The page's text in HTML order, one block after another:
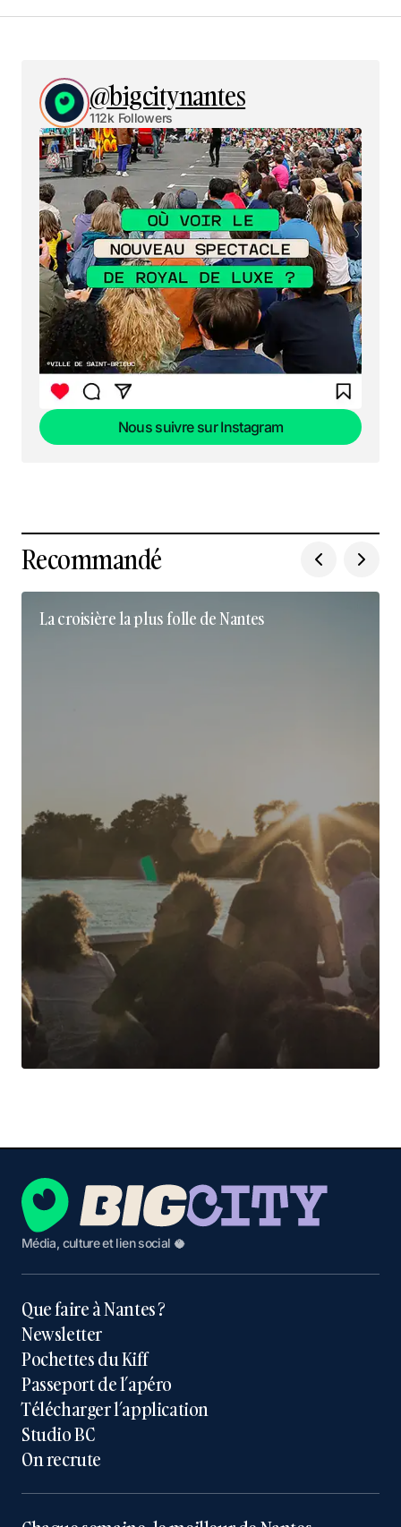
@bigcitynantes
112k Followers
Nous suivre sur Instagram
Recommandé
La croisière la plus folle de Nantes
Média, culture et lien social 🥥
Que faire à Nantes ?
Newsletter
Pochettes du Kiff
Passeport de l’apéro
Télécharger l’application
Studio BC
On recrute